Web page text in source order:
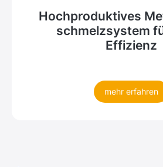
Hoch­produktives
schmelz­system
Effizienz
mehr erfahren